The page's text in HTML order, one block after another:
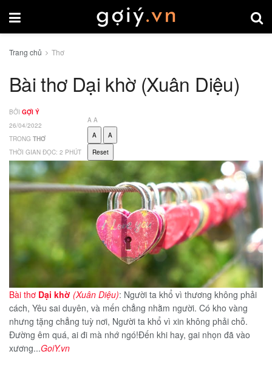
Trang chủ Thơ
Bài thơ Dại khờ (Xuân Diệu)
BỞI GỢI Ý
26/04/2022
TRONG THƠ
THỜI GIAN ĐỌC: 2 PHÚT
A A
A
A
Reset
Bài thơ Dại khờ (Xuân Diệu): Người ta khổ vì thương không phải
cách, Yêu sai duyên, và mến chẳng nhằm người. Có kho vàng
nhưng tặng chẳng tuỳ nơi, Người ta khổ vì xin không phải chỗ.
Đường êm quá, ai đi mà nhớ ngó!Đến khi hay, gai nhọn đã vào
xương...GoiY.vn